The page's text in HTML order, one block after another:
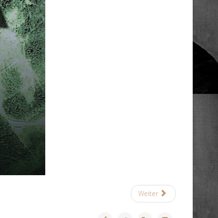
Weiter